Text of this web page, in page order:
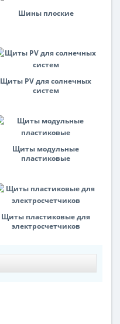
Шины плоские
Щиты PV для солнечных
систем
Щиты модульные
пластиковые
Щиты пластиковые для
электросчетчиков